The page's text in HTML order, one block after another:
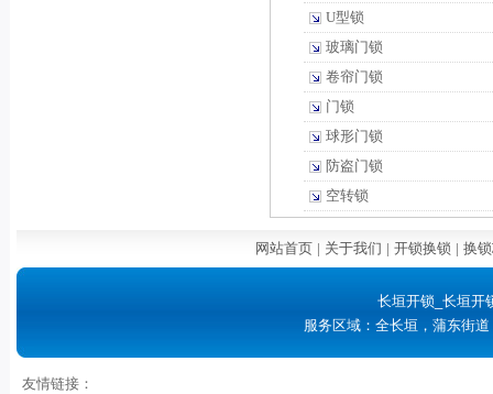
U型锁
玻璃门锁
卷帘门锁
门锁
球形门锁
防盗门锁
空转锁
网站首页 | 关于我们 | 开锁换锁 | 换
长垣开锁_长垣开
服务区域：全长垣，蒲东街
友情链接：